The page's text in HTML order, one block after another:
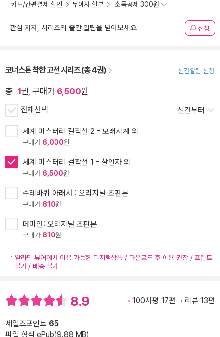
카드/간편결제 할인 무이자 할부 소득공제 300원
관심 저자, 시리즈의 출간 알림을 받아보세요 신청
코너스톤 착한 고전 시리즈 (총 4권) 신간알림 신청
총 1권, 구매가 6,500원
전체선택 신간부터
세계 미스터리 걸작선 2 - 모래시계 외
구매가 6,000원
세계 미스터리 걸작선 1 - 살인자 외
구매가 6,500원
수레바퀴 아래서 : 오리지널 초판본
구매가 810원
데미안: 오리지널 초판본
구매가 810원
알라딘 뷰어에서 이용 가능한 디지털상품 / 다운로드 후 이용 권장 / 프린트
불가 / 배송 불가
8.9 100자평 17편 리뷰 13편
세일즈포인트 65
파일 형식 ePub(9.88 MB)